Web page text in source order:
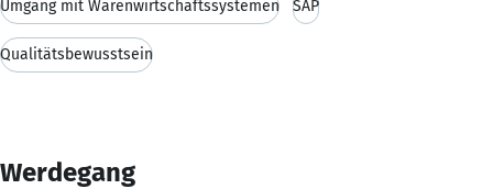
Umgang mit Warenwirtschaftssystemen SAP
Qualitätsbewusstsein
Werdegang